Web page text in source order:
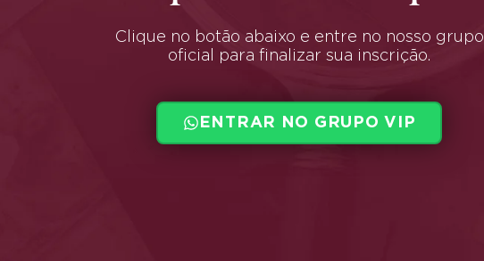
Clique no botão abaixo e entre no nosso grupo
oficial para finalizar sua inscrição.
ENTRAR NO GRUPO VIP